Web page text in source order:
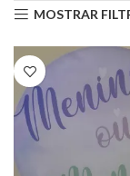
MOSTRAR